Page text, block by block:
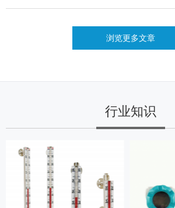
浏览更多文章
行业知识